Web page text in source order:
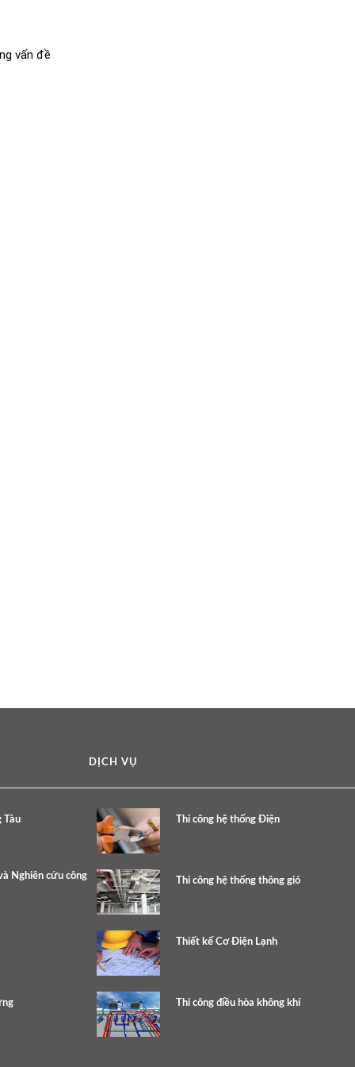
vấn đề
Tàu
Nghiên cứu công
DỊCH VỤ
Thi công hệ thống Điện
Thi công hệ thống thông gió
Thiết kế Cơ Điện Lạnh
Thi công điều hòa không khí